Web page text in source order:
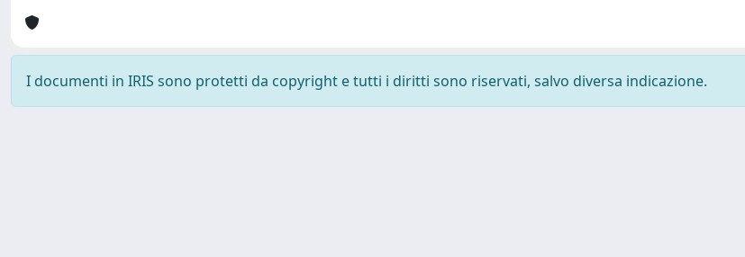
I documenti in IRIS sono protetti da copyright e tutti i diritti sono riservati, salvo diversa indicazione.